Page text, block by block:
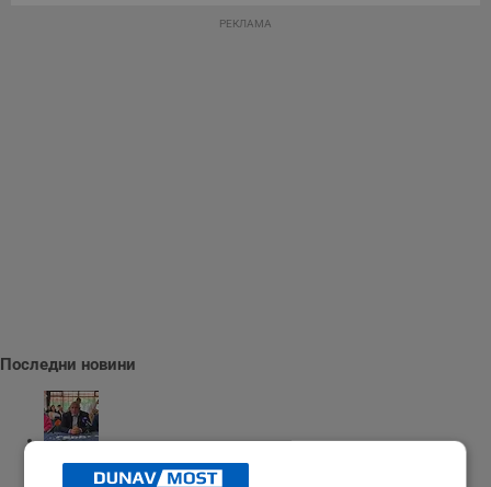
РЕКЛАМА
Последни новини
Бойко Борисов: Трябва да развиваме военната си индустрия